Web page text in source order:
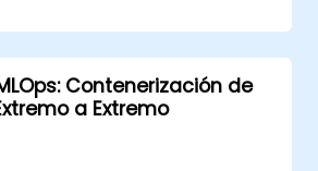
Contenerización de
a Extremo